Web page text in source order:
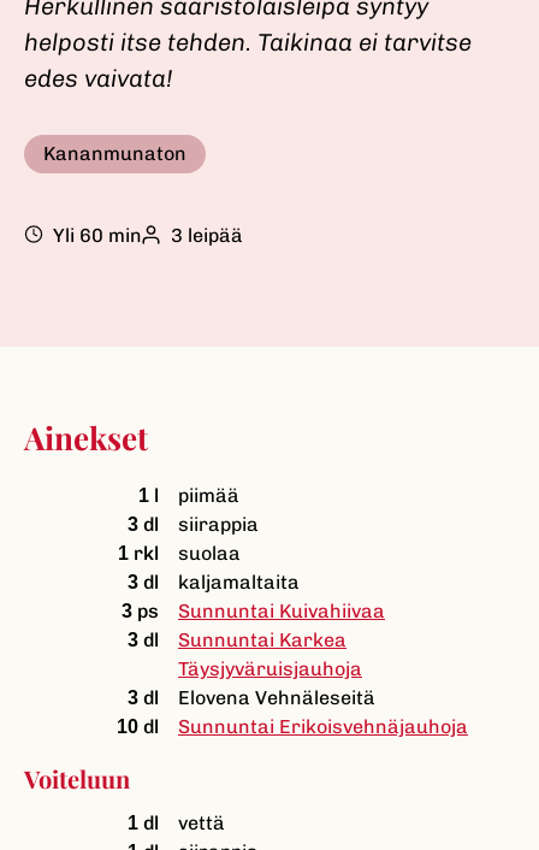
Herkullinen saaristolaisleipä syntyy
helposti itse tehden. Taikinaa ei tarvitse
edes vaivata!
Kananmunaton
Yli 60 min 3 leipää
Ainekset
1 l piimää
3 dl siirappia
1 rkl suolaa
3 dl kaljamaltaita
3 ps Sunnuntai Kuivahiivaa
3 dl
Sunnuntai Karkea
Täysjyväruisjauhoja
3 dl Elovena Vehnäleseitä
10 dl Sunnuntai Erikoisvehnäjauhoja
Voiteluun
1 dl vettä